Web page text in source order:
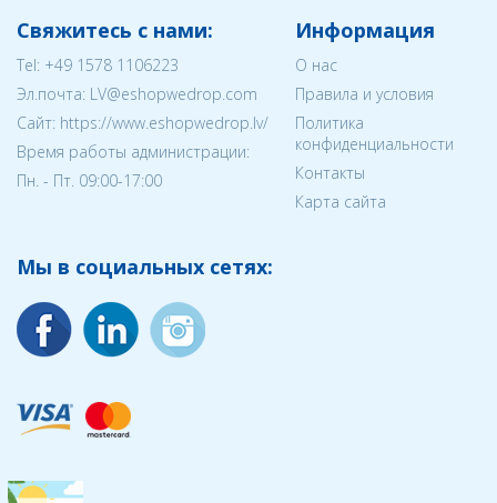
Свяжитесь с нами:
Tel: +49 1578 1106223
Эл.почта: LV@eshopwedrop.com
Cайт: https://www.eshopwedrop.lv/
Время работы администрации:
Пн. - Пт. 09:00-17:00
Информация
О нас
Правила и условия
Политика
конфиденциальности
Контакты
Карта сайта
Мы в социальных сетях: